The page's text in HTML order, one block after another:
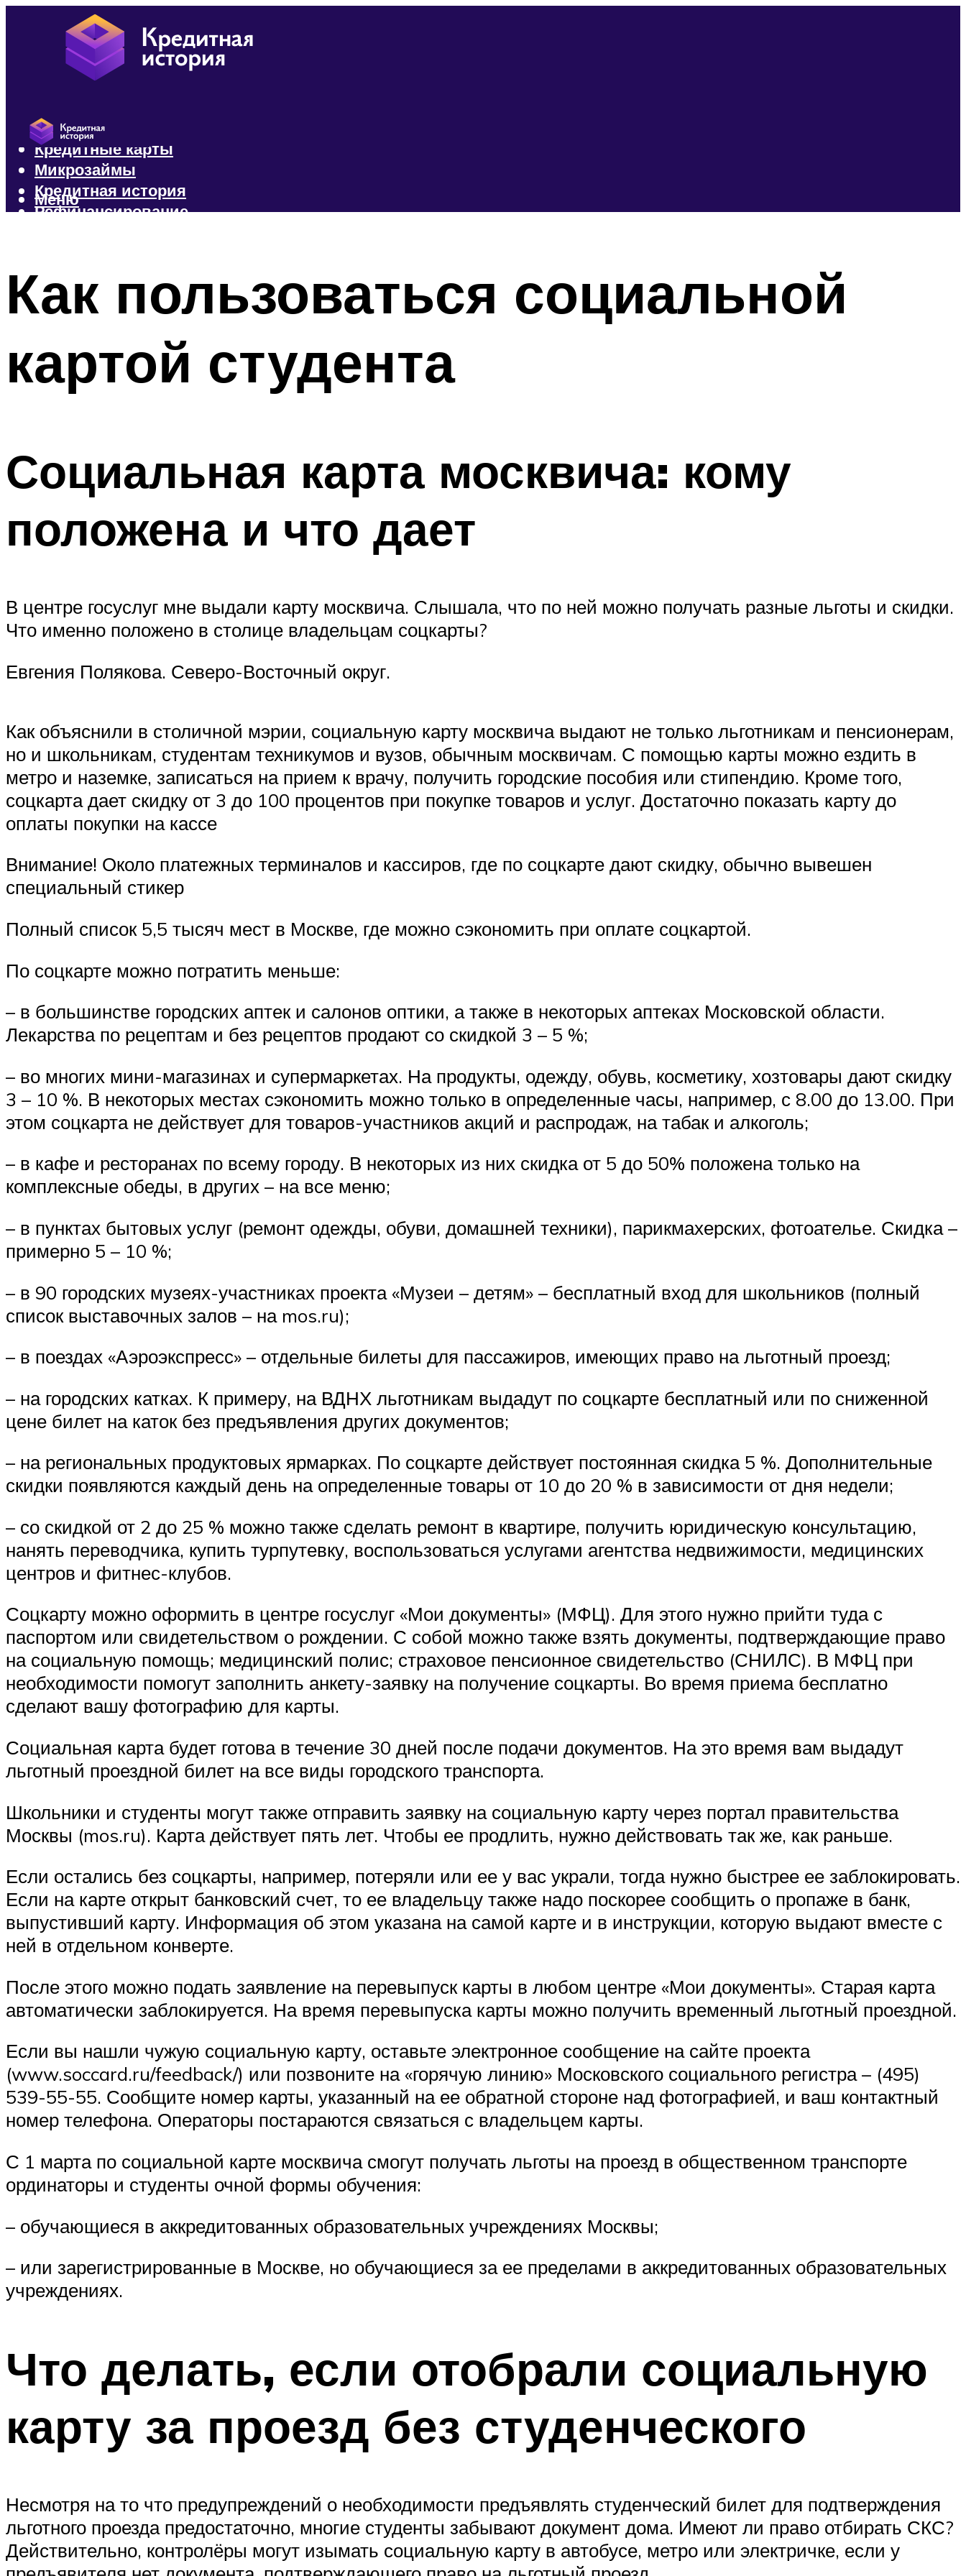
Кредиты
Кредитные карты
Микрозаймы
Кредитная история
Рефинансирование
Меню
Как пользоваться социальной
картой студента
Социальная карта москвича: кому
положена и что дает
В центре госуслуг мне выдали карту москвича. Слышала, что по ней можно получать разные льготы и скидки.
Что именно положено в столице владельцам соцкарты?
Евгения Полякова. Северо-Восточный округ.
Как объяснили в столичной мэрии, социальную карту москвича выдают не только льготникам и пенсионерам,
но и школьникам, студентам техникумов и вузов, обычным москвичам. С помощью карты можно ездить в
метро и наземке, записаться на прием к врачу, получить городские пособия или стипендию. Кроме того,
соцкарта дает скидку от 3 до 100 процентов при покупке товаров и услуг. Достаточно показать карту до
оплаты покупки на кассе
Внимание! Около платежных терминалов и кассиров, где по соцкарте дают скидку, обычно вывешен
специальный стикер
Полный список 5,5 тысяч мест в Москве, где можно сэкономить при оплате соцкартой.
По соцкарте можно потратить меньше:
– в большинстве городских аптек и салонов оптики, а также в некоторых аптеках Московской области.
Лекарства по рецептам и без рецептов продают со скидкой 3 – 5 %;
– во многих мини-магазинах и супермаркетах. На продукты, одежду, обувь, косметику, хозтовары дают скидку
3 – 10 %. В некоторых местах сэкономить можно только в определенные часы, например, с 8.00 до 13.00. При
этом соцкарта не действует для товаров-участников акций и распродаж, на табак и алкоголь;
– в кафе и ресторанах по всему городу. В некоторых из них скидка от 5 до 50% положена только на
комплексные обеды, в других – на все меню;
– в пунктах бытовых услуг (ремонт одежды, обуви, домашней техники), парикмахерских, фотоателье. Скидка –
примерно 5 – 10 %;
– в 90 городских музеях-участниках проекта «Музеи – детям» – бесплатный вход для школьников (полный
список выставочных залов – на mos.ru);
– в поездах «Аэроэкспресс» – отдельные билеты для пассажиров, имеющих право на льготный проезд;
– на городских катках. К примеру, на ВДНХ льготникам выдадут по соцкарте бесплатный или по сниженной
цене билет на каток без предъявления других документов;
– на региональных продуктовых ярмарках. По соцкарте действует постоянная скидка 5 %. Дополнительные
скидки появляются каждый день на определенные товары от 10 до 20 % в зависимости от дня недели;
– со скидкой от 2 до 25 % можно также сделать ремонт в квартире, получить юридическую консультацию,
нанять переводчика, купить турпутевку, воспользоваться услугами агентства недвижимости, медицинских
центров и фитнес-клубов.
Соцкарту можно оформить в центре госуслуг «Мои документы» (МФЦ). Для этого нужно прийти туда с
паспортом или свидетельством о рождении. С собой можно также взять документы, подтверждающие право
на социальную помощь; медицинский полис; страховое пенсионное свидетельство (СНИЛС). В МФЦ при
необходимости помогут заполнить анкету-заявку на получение соцкарты. Во время приема бесплатно
сделают вашу фотографию для карты.
Социальная карта будет готова в течение 30 дней после подачи документов. На это время вам выдадут
льготный проездной билет на все виды городского транспорта.
Школьники и студенты могут также отправить заявку на социальную карту через портал правительства
Москвы (mos.ru). Карта действует пять лет. Чтобы ее продлить, нужно действовать так же, как раньше.
Если остались без соцкарты, например, потеряли или ее у вас украли, тогда нужно быстрее ее заблокировать.
Если на карте открыт банковский счет, то ее владельцу также надо поскорее сообщить о пропаже в банк,
выпустивший карту. Информация об этом указана на самой карте и в инструкции, которую выдают вместе с
ней в отдельном конверте.
После этого можно подать заявление на перевыпуск карты в любом центре «Мои документы». Старая карта
автоматически заблокируется. На время перевыпуска карты можно получить временный льготный проездной.
Если вы нашли чужую социальную карту, оставьте электронное сообщение на сайте проекта
(www.soccard.ru/feedback/) или позвоните на «горячую линию» Московского социального регистра – (495)
539-55-55. Сообщите номер карты, указанный на ее обратной стороне над фотографией, и ваш контактный
номер телефона. Операторы постараются связаться с владельцем карты.
С 1 марта по социальной карте москвича смогут получать льготы на проезд в общественном транспорте
ординаторы и студенты очной формы обучения:
– обучающиеся в аккредитованных образовательных учреждениях Москвы;
– или зарегистрированные в Москве, но обучающиеся за ее пределами в аккредитованных образовательных
учреждениях.
Что делать, если отобрали социальную
карту за проезд без студенческого
Несмотря на то что предупреждений о необходимости предъявлять студенческий билет для подтверждения
льготного проезда предостаточно, многие студенты забывают документ дома. Имеют ли право отбирать СКС?
Действительно, контролёры могут изымать социальную карту в автобусе, метро или электричке, если у